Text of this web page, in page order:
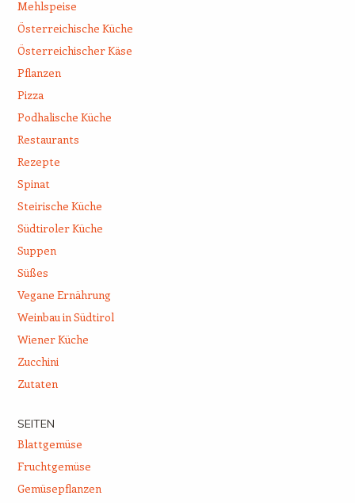
Mehlspeise
Österreichische Küche
Österreichischer Käse
Pflanzen
Pizza
Podhalische Küche
Restaurants
Rezepte
Spinat
Steirische Küche
Südtiroler Küche
Suppen
Süßes
Vegane Ernährung
Weinbau in Südtirol
Wiener Küche
Zucchini
Zutaten
SEITEN
Blattgemüse
Fruchtgemüse
Gemüsepflanzen